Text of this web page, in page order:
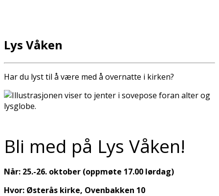
Lys Våken
Har du lyst til å være med å overnatte i kirken?
Bli med på Lys Våken!
Når: 25.-26. oktober (oppmøte 17.00 lørdag)
Hvor: Østerås kirke, Ovenbakken 10